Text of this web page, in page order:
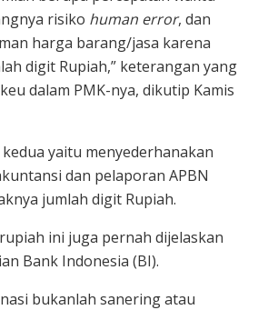
risiko human error, dan
harga barang/jasa karena
digit Rupiah,” keterangan yang
dalam PMK-nya, dikutip Kamis
yaitu menyederhanakan
dan pelaporan APBN
jumlah digit Rupiah.
ini juga pernah dijelaskan
Bank Indonesia (BI).
bukanlah sanering atau